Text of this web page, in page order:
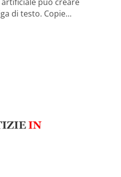
di testo. Copie…